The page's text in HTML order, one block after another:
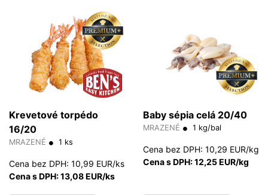
Krevetové torpédo
16/20
MRAZENÉ 1 ks
Cena bez DPH: 10,99 EUR/ks
Cena s DPH: 13,08 EUR/ks
Baby sépia celá 20/40
MRAZENÉ 1 kg/bal
Cena bez DPH: 10,29 EUR/kg
Cena s DPH: 12,25 EUR/kg